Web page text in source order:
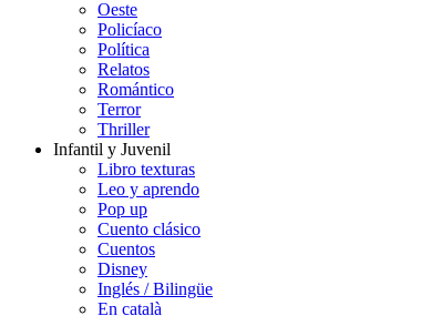
Oeste
Policíaco
Política
Relatos
Romántico
Terror
Thriller
Infantil y Juvenil
Libro texturas
Leo y aprendo
Pop up
Cuento clásico
Cuentos
Disney
Inglés / Bilingüe
En català